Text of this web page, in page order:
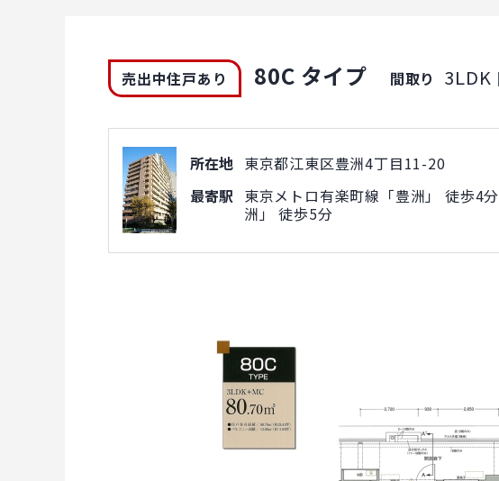
売出中住戸あり 80C タイプ 間取り 3LDK
所在地 東京都江東区豊洲4丁目11-20
最寄駅 東京メトロ有楽町線「豊洲」 徒歩4
洲」 徒歩5分